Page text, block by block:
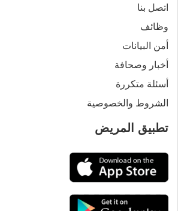
اتصل بنا
وظائف
أمن البيانات
أخبار وصحافة
أسئلة متكررة
الشروط والخصوصية
تطبيق المريض